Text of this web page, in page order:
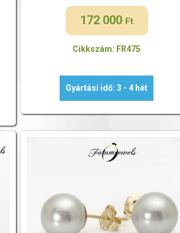
172 000 Ft
Cikkszám: FR475
Gyártási idő: 3 - 4 hét